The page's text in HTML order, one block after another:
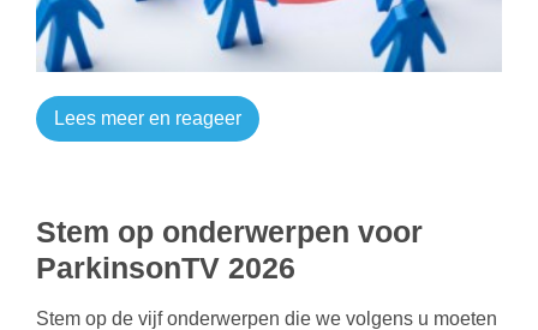
Lees meer en reageer
Stem op onderwerpen voor
ParkinsonTV 2026
Stem op de vijf onderwerpen die we volgens u moeten